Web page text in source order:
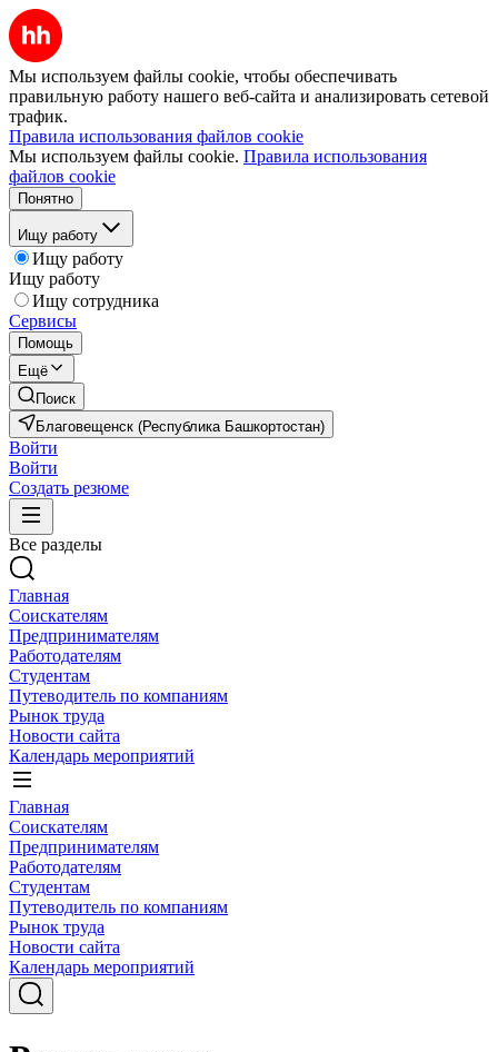
Мы используем файлы cookie, чтобы обеспечивать
правильную работу нашего веб-сайта и анализировать сетевой
трафик.
Правила использования файлов cookie
Мы используем файлы cookie. Правила использования
файлов cookie
Понятно
Ищу работу
Ищу работу
Ищу работу
Ищу сотрудника
Сервисы
Помощь
Ещё
Поиск
Благовещенск (Республика Башкортостан)
Войти
Войти
Создать резюме
Все разделы
Главная
Соискателям
Предпринимателям
Работодателям
Студентам
Путеводитель по компаниям
Рынок труда
Новости сайта
Календарь мероприятий
Главная
Соискателям
Предпринимателям
Работодателям
Студентам
Путеводитель по компаниям
Рынок труда
Новости сайта
Календарь мероприятий